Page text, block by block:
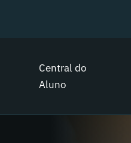
Central do
Aluno